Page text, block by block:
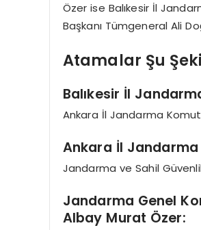
Özer ise Balıkesir İl
Başkanı Tümgeneral Ali
Atamalar Şu
Balıkesir İl
Ankara İl Jandarma
Ankara İl Jandarma
Jandarma ve Sahil
Jandarma Genel
Albay Murat Özer: